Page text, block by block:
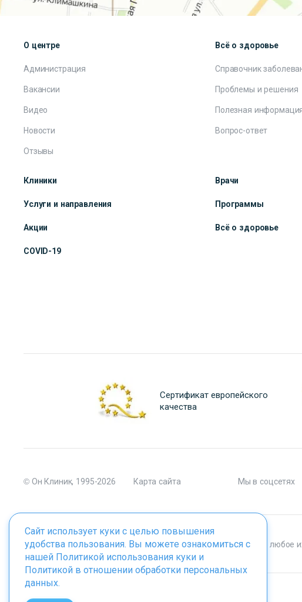
О центре
Администрация
Вакансии
Видео
Новости
Отзывы
Всё о здоровье
Справочник
Проблемы и решения
Полезная
Вопрос-ответ
Клиники Врачи
Услуги и направления Программы
Акции Всё о здоровье
COVID-19
Сертификат европейского
качества
© Он Клиник, 1995-2026 Карта сайта Мы в соцсетях
Материалы сайта являются собственностью ООО "Он Клиник", любое
Сайт использует куки с целью повышения
удобства пользования. Вы можете ознакомиться с
нашей Политикой использования куки и
Политикой в отношении обработки персональных
данных.